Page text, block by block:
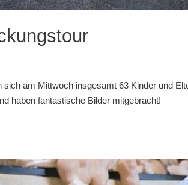
am Mittwoch insgesamt 63 Kinder und
haben fantastische Bilder mitgebracht!